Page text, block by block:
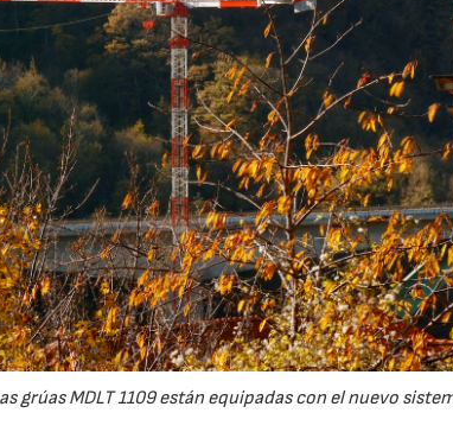
grúas MDLT 1109 están equipadas con el nuevo